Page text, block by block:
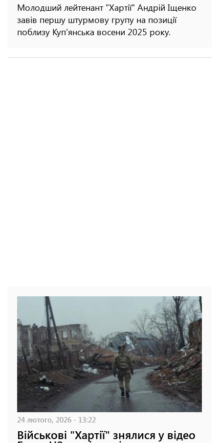
Молодший лейтенант "Хартії" Андрій Іщенко
завів першу штурмову групу на позиції
поблизу Куп'янська восени 2025 року.
24 лютого, 2026 - 13:22
Військові "Хартії" знялися у відео